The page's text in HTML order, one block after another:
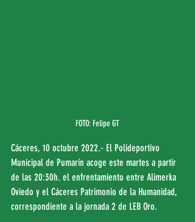
FOTO: Felipe GT
Cáceres, 10 octubre 2022.- El Polideportivo
Municipal de Pumarín acoge este martes a partir
de las 20:30h. el enfrentamiento entre Alimerka
Oviedo y el Cáceres Patrimonio de la Humanidad,
correspondiente a la jornada 2 de LEB Oro.